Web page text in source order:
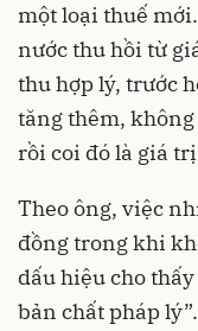
một loại thuế
nước thu hồi từ
thu hợp lý, trước
tăng thêm,
rồi coi đó là giá
Theo ông, việc
đồng trong khi
dấu hiệu cho
bản chất pháp